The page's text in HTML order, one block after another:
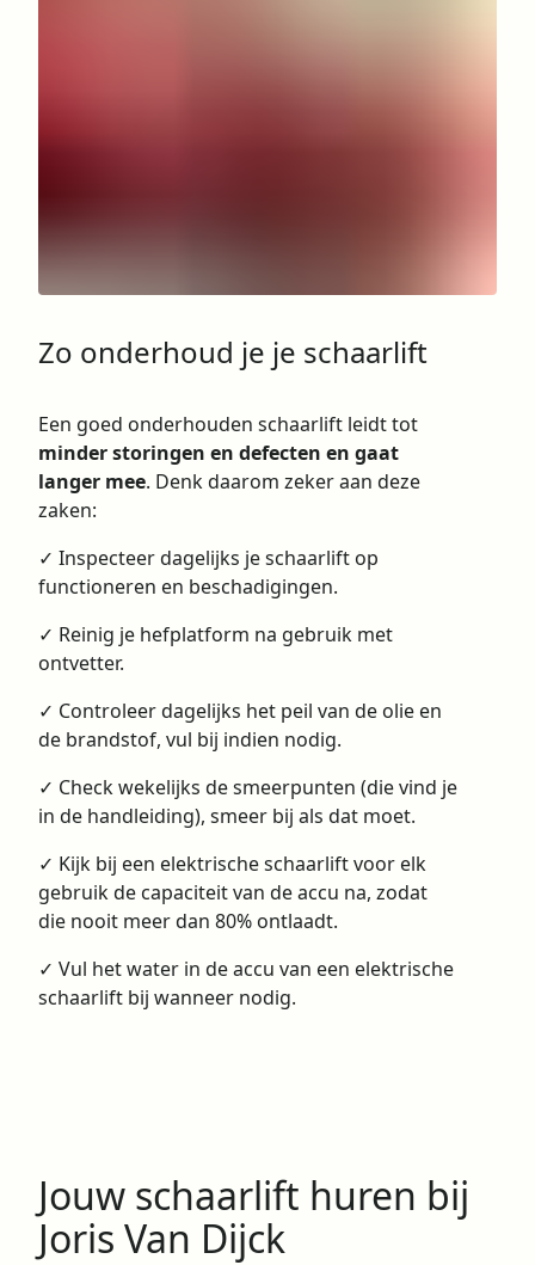
Zo onderhoud je je schaarlift
Een goed onderhouden schaarlift leidt tot
minder storingen en defecten en gaat
langer mee. Denk daarom zeker aan deze
zaken:
✓ Inspecteer dagelijks je schaarlift op
functioneren en beschadigingen.
✓ Reinig je hefplatform na gebruik met
ontvetter.
✓ Controleer dagelijks het peil van de olie en
de brandstof, vul bij indien nodig.
✓ Check wekelijks de smeerpunten (die vind je
in de handleiding), smeer bij als dat moet.
✓ Kijk bij een elektrische schaarlift voor elk
gebruik de capaciteit van de accu na, zodat
die nooit meer dan 80% ontlaadt.
✓ Vul het water in de accu van een elektrische
schaarlift bij wanneer nodig.
Jouw schaarlift huren bij
Joris Van Dijck